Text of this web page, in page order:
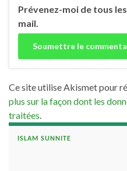
Prévenez-moi de tous
mail.
Ce site utilise Akismet pour
plus sur la façon dont les
traitées
ISLAM SUNNITE